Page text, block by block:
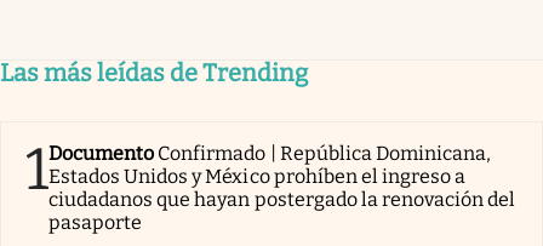
Las más leídas de Trending
1Documento Confirmado | República Dominicana,
Estados Unidos y México prohíben el ingreso a
ciudadanos que hayan postergado la renovación del
pasaporte